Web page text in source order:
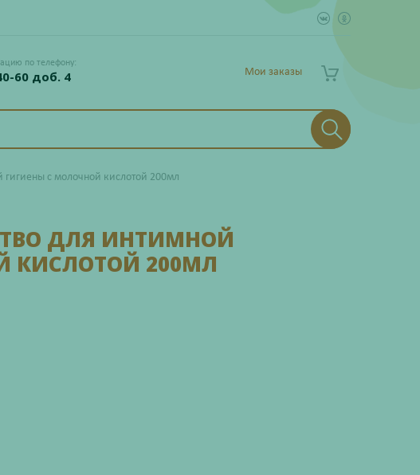
по телефону:
60 доб. 4 Мои заказы
с молочной кислотой 200мл
ДЛЯ ИНТИМНОЙ
КИСЛОТОЙ 200МЛ